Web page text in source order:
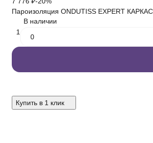
Пароизоляция ONDUTISS EXPERT
В наличии
1
Купить в 1 клик